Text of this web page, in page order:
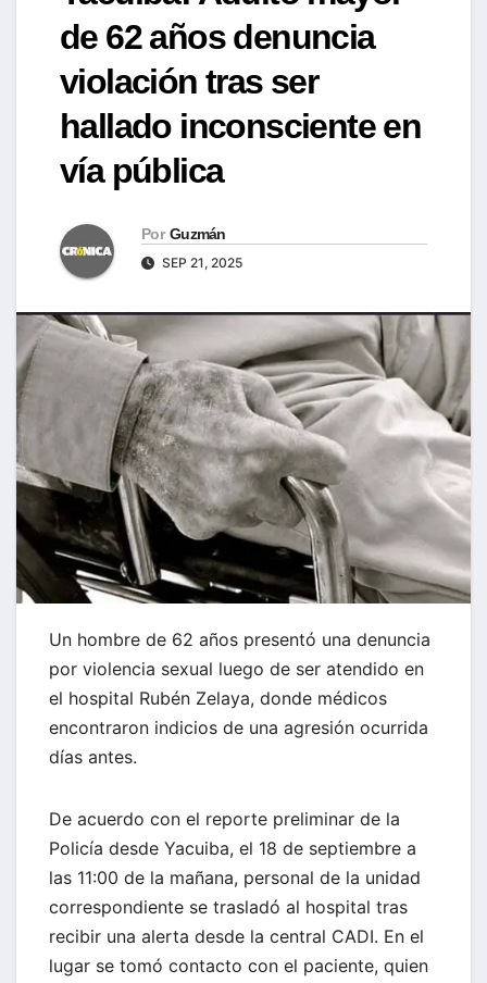
de 62 años denuncia
violación tras ser
hallado inconsciente en
vía pública
Por Guzmán
SEP 21, 2025
Un hombre de 62 años presentó una denuncia
por violencia sexual luego de ser atendido en
el hospital Rubén Zelaya, donde médicos
encontraron indicios de una agresión ocurrida
días antes.
De acuerdo con el reporte preliminar de la
Policía desde Yacuiba, el 18 de septiembre a
las 11:00 de la mañana, personal de la unidad
correspondiente se trasladó al hospital tras
recibir una alerta desde la central CADI. En el
lugar se tomó contacto con el paciente, quien